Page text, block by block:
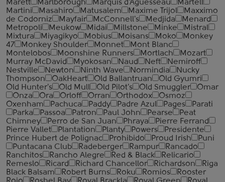
Marett
Marlborough Marquis d'Aguesseau
Martell
Martini
Masahiro Matusalem Maxime Trijol
Maxximo
de Codorniz
Mayfair McConnell's Medjida
Menard
Metropoli
Meukow Midai Millstone Minke
Mistral
Mixtura
Miyagikyo Mobius Moisans Moko
Monkey
47
Monkey Shoulder Monnet
Mont Blanc
Montelobos
Moonshine Runners Mortlach
Mozart
Murray McDavid
Myokosan Naud Neft
Nemiroff
Nestville
Newton Ninth Wave Normindia
Nucky
Thompson
OakHeart Old Ballantruan
Old Gyumri
Old Hunter's
Old Mull Old Pilot's Old Smuggler
Omar
Onza
Ora Orloff Orran Orthodox
Osmoz
Oxenham
Pachuca Paddy Padre Azul Pages
Parati
Parka
Passoa Patron Paul John Pearse
Peat
Chimney
Perro de San Juan Phraya
Pierre Ferrand
Pierre Vallet
Plantation Planty Powers
Presidente
Prince Hubert de Polignac
Prohibido Proud Irish
Puni
Puntacana Club
Radeberger Rampur
Rancado
Ranchitos
Rancho Alegre Red & Black
Relicario
Remeslo
Ricard Richard Chancellor Richardson
Riga
Black Balsam
Robert Burns Roku Romios
Rooster